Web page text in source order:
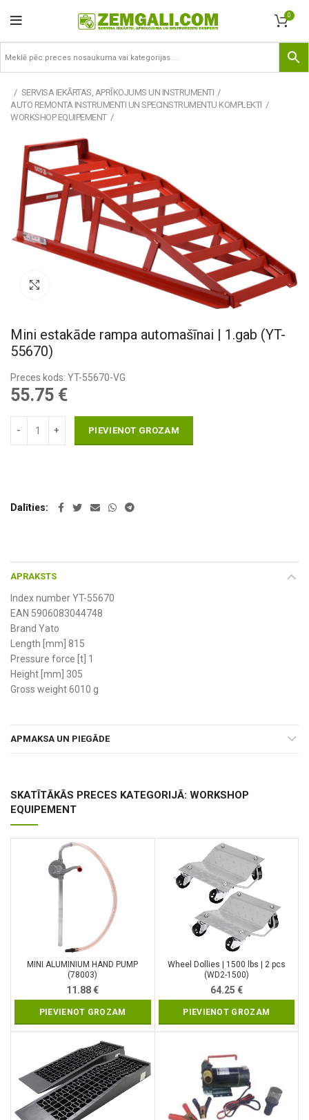
0
SERVISA IEKĀRTAS, APRĪKOJUMS UN INSTRUMENTI
AUTO REMONTA INSTRUMENTI UN SPECINSTRUMENTU KOMPLEKTI
WORKSHOP EQUIPEMENT
Mini estakāde rampa automašīnai | 1.gab (YT-
55670)
Preces kods: YT-55670-VG
55.75 €
PIEVIENOT GROZAM
Dalīties
APRAKSTS
Index number YT-55670
EAN 5906083044748
Brand Yato
Length [mm] 815
Pressure force [t] 1
Height [mm] 305
Gross weight 6010 g
APMAKSA UN PIEGĀDE
SKATĪTĀKĀS PRECES KATEGORIJĀ: WORKSHOP
EQUIPEMENT
MINI ALUMINIUM HAND PUMP
(78003)
11.88€
PIEVIENOT GROZAM
Wheel Dollies | 1500 lbs | 2 pcs
(WD2-1500)
64.25 €
PIEVIENOT GROZAM